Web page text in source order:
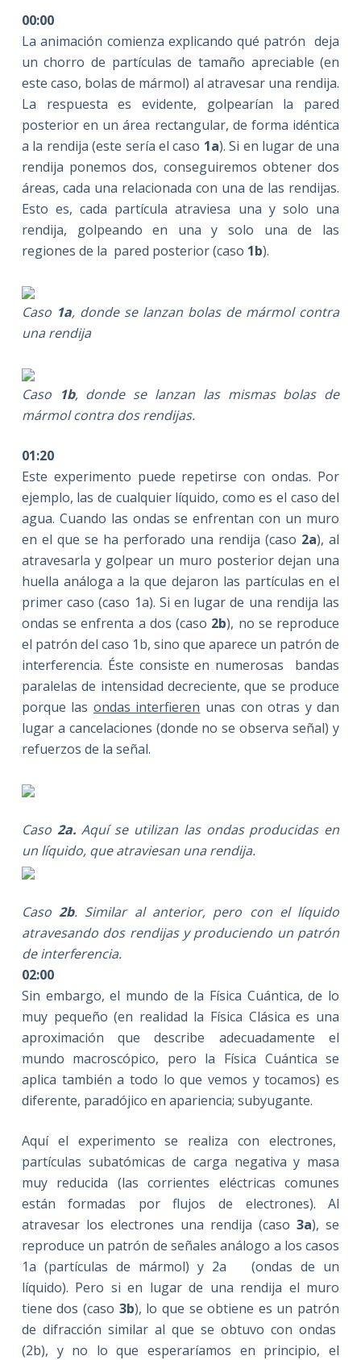
00:00
La animación comienza explicando qué patrón deja
un chorro de partículas de tamaño apreciable (en
este caso, bolas de mármol) al atravesar una rendija.
La respuesta es evidente, golpearían la pared
posterior en un área rectangular, de forma idéntica
a la rendija (este sería el caso 1a). Si en lugar de una
rendija ponemos dos, conseguiremos obtener dos
áreas, cada una relacionada con una de las rendijas.
Esto es, cada partícula atraviesa una y solo una
rendija, golpeando en una y solo una de las
regiones de la pared posterior (caso 1b).
Caso 1a, donde se lanzan bolas de mármol contra
una rendija
Caso 1b, donde se lanzan las mismas bolas de
mármol contra dos rendijas.
01:20
Este experimento puede repetirse con ondas. Por
ejemplo, las de cualquier líquido, como es el caso del
agua. Cuando las ondas se enfrentan con un muro
en el que se ha perforado una rendija (caso 2a), al
atravesarla y golpear un muro posterior dejan una
huella análoga a la que dejaron las partículas en el
primer caso (caso 1a). Si en lugar de una rendija las
ondas se enfrenta a dos (caso 2b), no se reproduce
el patrón del caso 1b, sino que aparece un patrón de
interferencia. Éste consiste en numerosas bandas
paralelas de intensidad decreciente, que se produce
porque las ondas interfieren unas con otras y dan
lugar a cancelaciones (donde no se observa señal) y
refuerzos de la señal.
Caso 2a. Aquí se utilizan las ondas producidas en
un líquido, que atraviesan una rendija.
Caso2b. Similar al anterior, pero con el líquido
atravesando dos rendijas y produciendo un patrón
de interferencia.
02:00
Sin embargo, el mundo de la Física Cuántica, de lo
muy pequeño (en realidad la Física Clásica es una
aproximación que describe adecuadamente el
mundo macroscópico, pero la Física Cuántica se
aplica también a todo lo que vemos y tocamos) es
diferente, paradójico en apariencia; subyugante.
Aquí el experimento se realiza con electrones,
partículas subatómicas de carga negativa y masa
muy reducida (las corrientes eléctricas comunes
están formadas por flujos de electrones). Al
atravesar los electrones una rendija (caso3a), se
reproduce un patrón de señales análogo a los casos
1a (partículas de mármol) y 2a (ondas de un
líquido). Pero si en lugar de una rendija el muro
tiene dos (caso 3b), lo que se obtiene es un patrón
de difracción similar al que se obtuvo con ondas
(2b), y no lo que esperaríamos en principio, el